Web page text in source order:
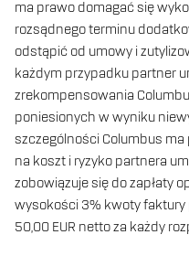
ma prawo domagać się
rozsądnego terminu
odstąpić od umowy i
każdym przypadku partner
zrekompensowania
poniesionych w wyniku
szczególności Columbus
na koszt i ryzyko partnera
zobowiązuje się do zapłaty
wysokości 3% kwoty faktury
50,00 EUR netto za każdy